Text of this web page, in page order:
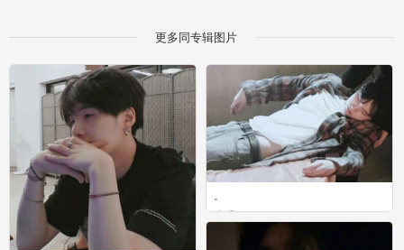
更多同专辑图片
0